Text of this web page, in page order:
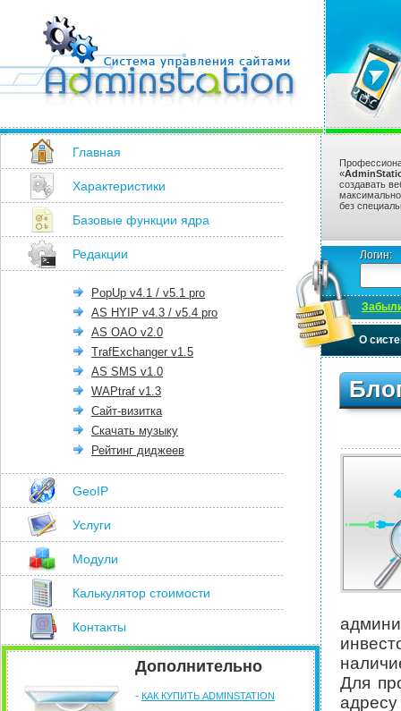
Главная
Характеристики
Базовые функции ядра
Редакции
PopUp v4.1 / v5.1 pro
AS HYIP v4.3 / v5.4 pro
AS OAO v2.0
TrafExchanger v1.5
AS SMS v1.0
WAPtraf v1.3
Сайт-визитка
Скачать музыку
Рейтинг диджеев
GeoIP
Услуги
Модули
Калькулятор стоимости
Контакты
Дополнительно
- КАК КУПИТЬ ADMINSTATION
«
создавать
без
Логин:
О
Для